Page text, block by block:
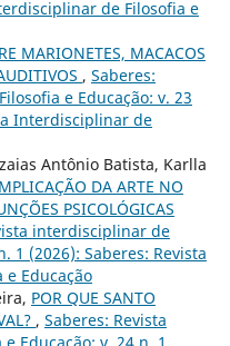
de Filosofia e
MARIONETES, MACACOS
, Saberes:
e Educação: v. 23
Interdisciplinar de
Antônio Batista, Karlla
DA ARTE NO
PSICOLÓGICAS
interdisciplinar de
1 (2026): Saberes: Revista
Educação
POR QUE SANTO
, Saberes: Revista